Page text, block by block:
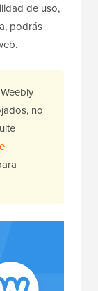
de uso,
podrás
no